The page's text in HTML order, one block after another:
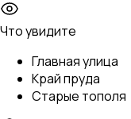
Что увидите
Главная улица
Край пруда
Старые тополя